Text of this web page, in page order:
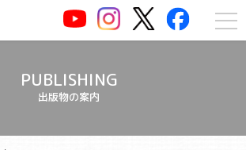
PUBLISHING
出版物の案内